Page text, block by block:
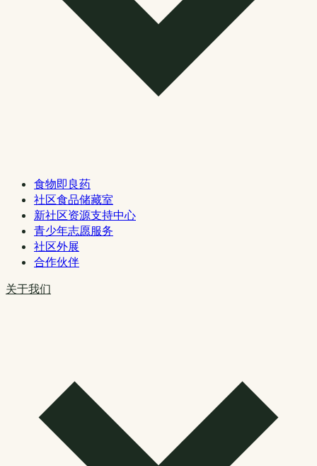
食物即良药
社区食品储藏室
新社区资源支持中心
青少年志愿服务
社区外展
合作伙伴
关于我们